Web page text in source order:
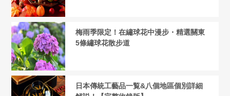
梅雨季限定！在繡球花中漫步・精選關東
5條繡球花散步道
日本傳統工藝品一覧&八個地區個別詳細